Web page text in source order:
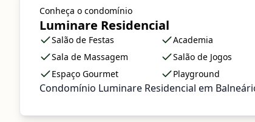
Conheça o condomínio
Luminare Residencial
Salão de Festas Academia
Sala de Massagem
Salão de Jogos
Espaço Gourmet
Playground
Condomínio Luminare Residencial em